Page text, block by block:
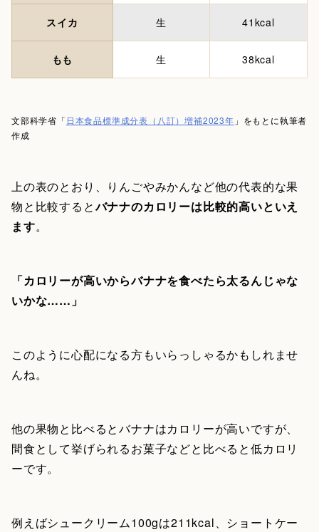
スイカ 生 41kcal
もも 生 38kcal
文部科学省「 日本食品標準成分表（八訂）増補2023年 」をもとに執筆者
作成
上の表のとおり、りんごやみかんなど他の代表的な果
物と比較するとバナナのカロリーは比較的高いといえ
ます。
「カロリーが高いからバナナを食べたら太るんじゃな
いかな……」
このように心配になる方もいらっしゃるかもしれませ
んね。
他の果物と比べるとバナナはカロリーが高いですが、
間食として挙げられるお菓子などと比べると低カロリ
ーです。
例えばシュークリーム100gは211kcal、ショートケー